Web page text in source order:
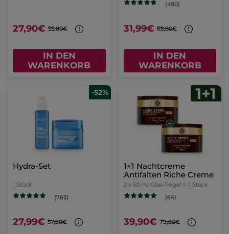
27,90€ 55,80€
IN DEN
WARENKORB
(490)
31,99€ 65,80€
IN DEN
WARENKORB
-52%
Hydra-Set
1 Stück
(762)
27,99€ 57,80€
1+1 Nachtcreme
Antifalten Riche Creme
2 x 50 ml Glas-Tiegel = 1 Stück
(64)
39,90€ 79,80€